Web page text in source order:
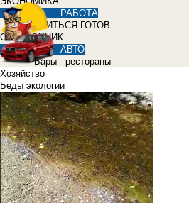
РАБОТА
УЧИТЬСЯ ГОТОВ
СПРАВОЧНИК
АВТО
Бары - рестораны
Хозяйство
Беды экологии